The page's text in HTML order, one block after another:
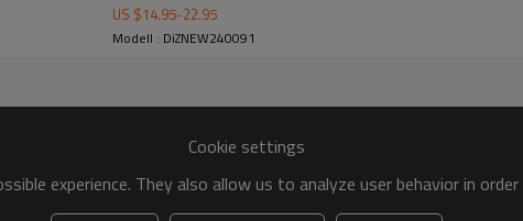
US $14.95-22.95
Modell : DiZNEW240091
Cookie settings
experience. They also allow us to analyze user behavior in